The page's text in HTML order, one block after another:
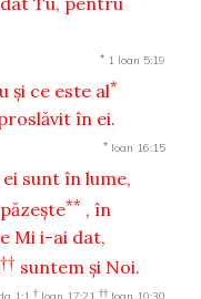
* 1 Ioan 5:19
şi ce este al*
în ei.
* Ioan 16:15
sunt în lume,
** , în
Mi i-ai dat,
†† suntem şi Noi.
† ††